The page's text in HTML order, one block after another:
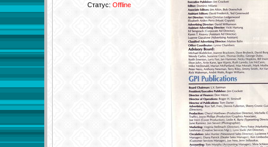
Статус:Offline